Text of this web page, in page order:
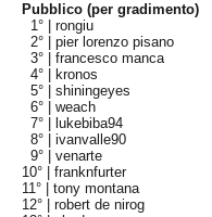
Pubblico (per gradimento)
1° |rongiu
2° |pier lorenzo pisano
3° |francesco manca
4° |
kronos
5° |shiningeyes
6° |weach
7° |
lukebiba94
8° |ivanvalle90
9° |venarte
10° |franknfurter
11° |tony montana
12° |robert de nirog